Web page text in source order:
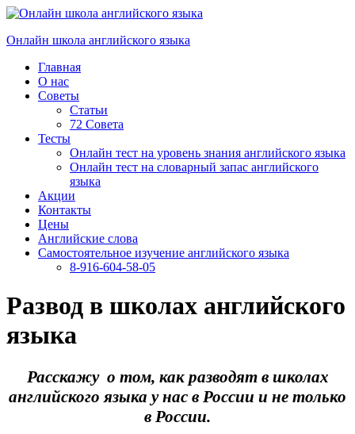
Перейти
содержимому
Онлайн школа английского языка
Главная
О нас
Советы
Статьи
72 Совета
Тесты
Онлайн тест на уровень знания английского языка
Онлайн тест на словарный запас английского
языка
Акции
Контакты
Цены
Английские слова
Самостоятельное изучение английского языка
8-916-604-58-05
Развод в школах английского
языка
Расскажу о том, как разводят в школах
английского языка у нас в России и не только
в России.